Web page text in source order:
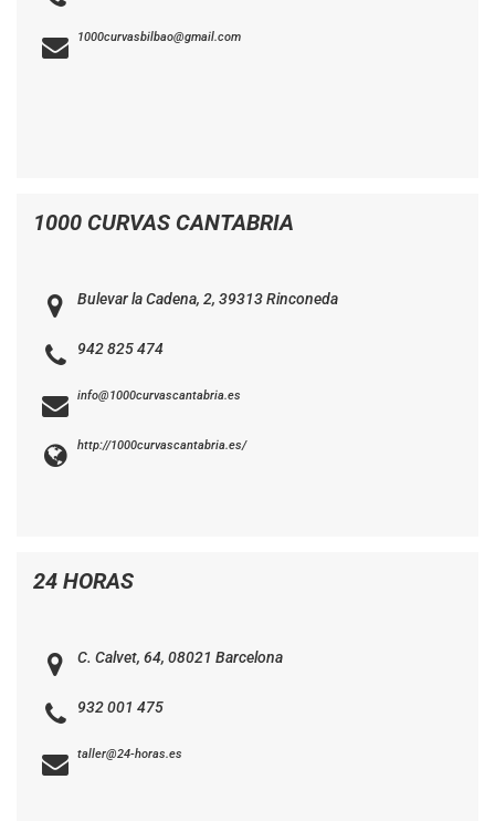
1000curvasbilbao@gmail.com
1000 CURVAS CANTABRIA
Bulevar la Cadena, 2, 39313 Rinconeda
942 825 474
info@1000curvascantabria.es
http://1000curvascantabria.es/
24 HORAS
C. Calvet, 64, 08021 Barcelona
932 001 475
taller@24-horas.es